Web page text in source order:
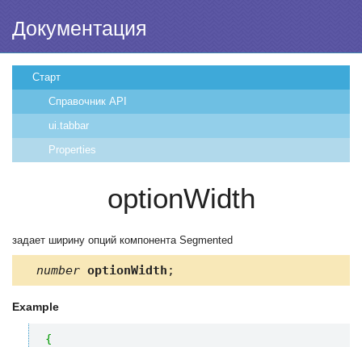
Документация
Старт
Справочник API
ui.tabbar
Properties
optionWidth
задает ширину опций компонента Segmented
number optionWidth ;
Example
{